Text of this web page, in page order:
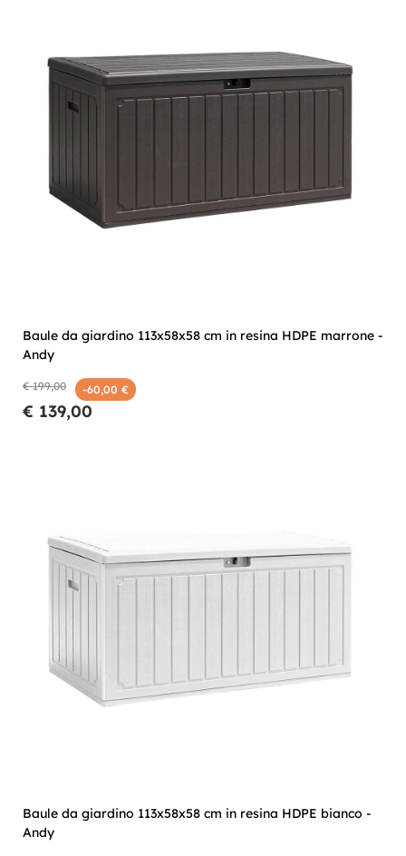
Baule da giardino 113x58x58 cm in resina HDPE marrone -
Andy
€ 199,00 -60,00 €
€ 139,00
Baule da giardino 113x58x58 cm in resina HDPE bianco -
Andy